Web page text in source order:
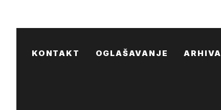
KONTAKT OGLAŠAVANJE ARHIVA